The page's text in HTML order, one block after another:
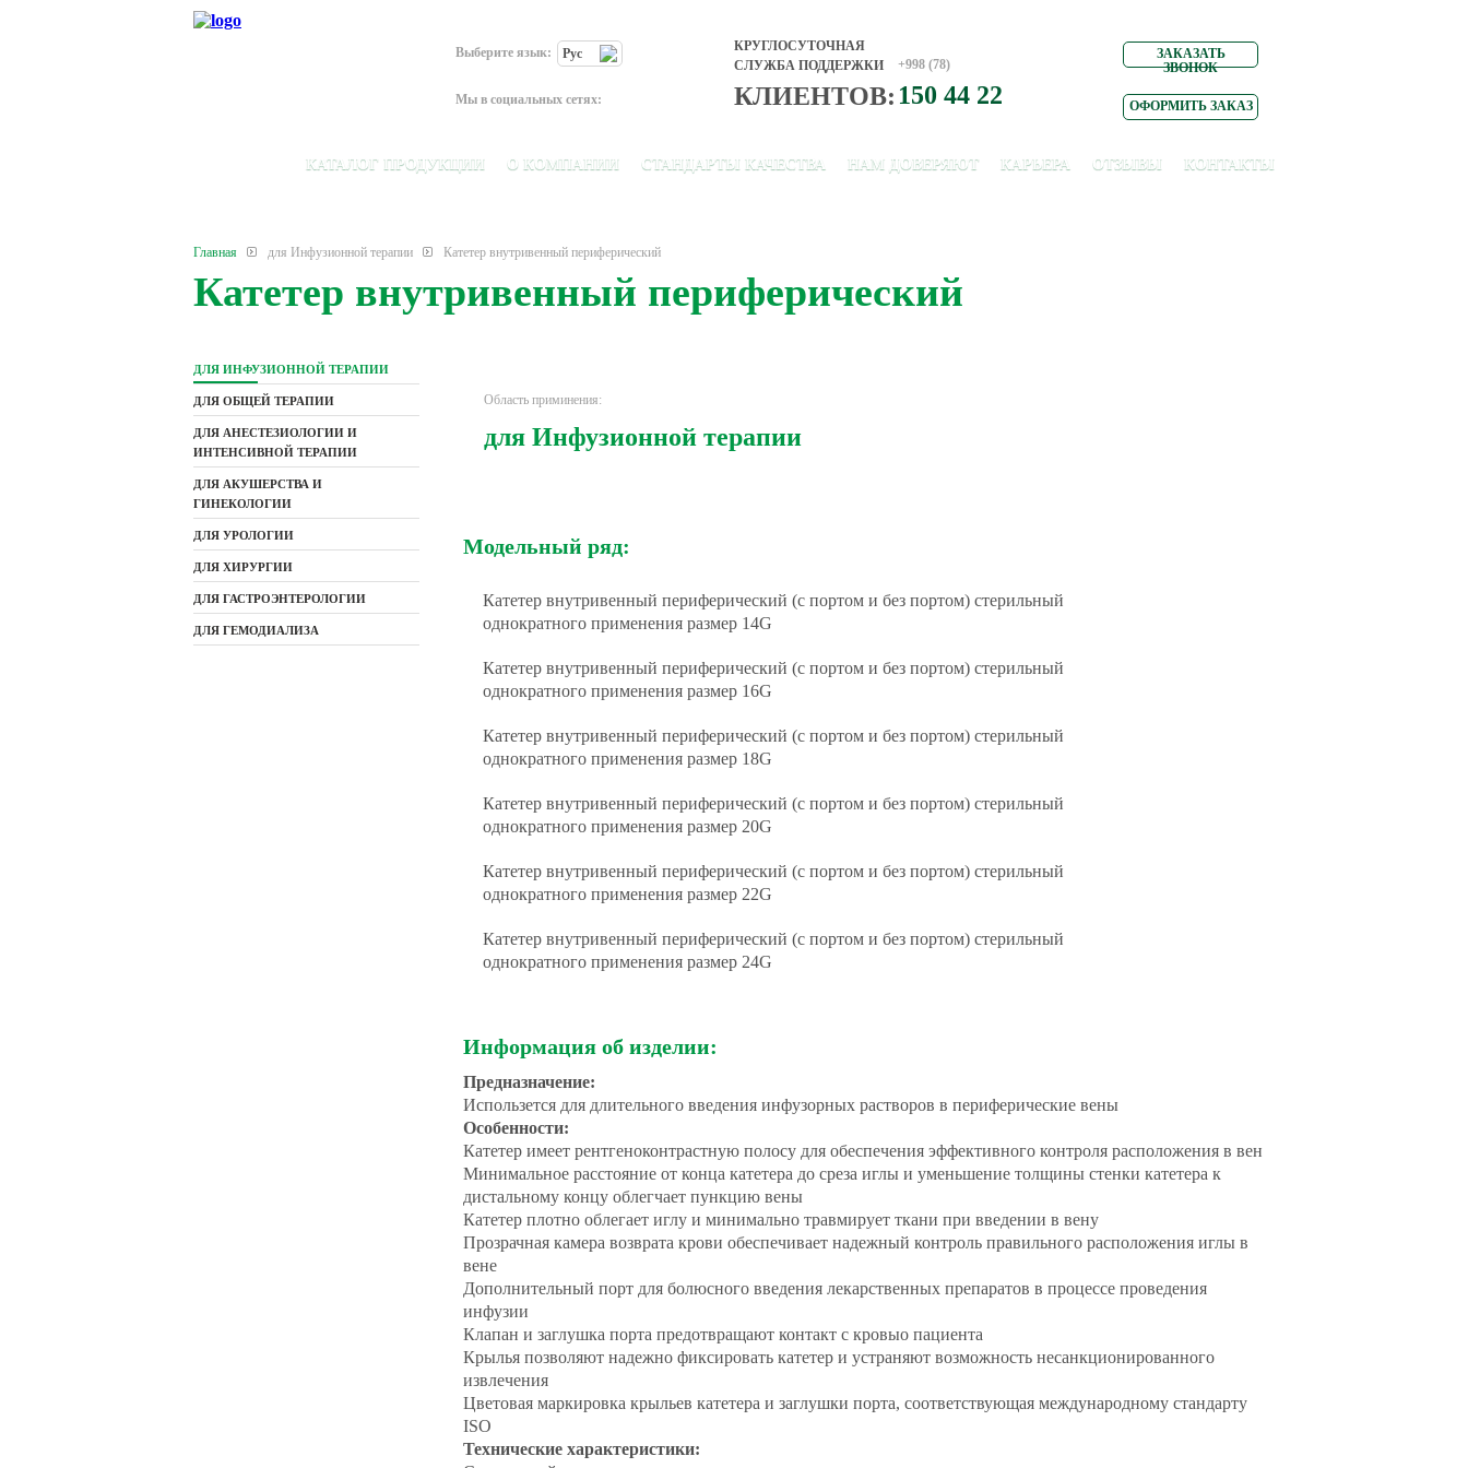
Выберите язык: Рус
Мы в социальных сетях:
КРУГЛОСУТОЧНАЯ
СЛУЖБА ПОДДЕРЖКИ
КЛИЕНТОВ:
+998 (78)
150 44 22
ЗАКАЗАТЬ
ЗВОНОК
ОФОРМИТЬ ЗАКАЗ
КАТАЛОГ ПРОДУКЦИИ О КОМПАНИИ СТАНДАРТЫ КАЧЕСТВА НАМ ДОВЕРЯЮТ КАРЬЕРА ОТЗЫВЫ КОНТАКТЫ
Главная для Инфузионной терапии Катетер внутривенный периферический
Катетер внутривенный периферический
ДЛЯ ИНФУЗИОННОЙ ТЕРАПИИ
ДЛЯ ОБЩЕЙ ТЕРАПИИ
ДЛЯ АНЕСТЕЗИОЛОГИИ И
ИНТЕНСИВНОЙ ТЕРАПИИ
ДЛЯ АКУШЕРСТВА И
ГИНЕКОЛОГИИ
ДЛЯ УРОЛОГИИ
ДЛЯ ХИРУРГИИ
ДЛЯ ГАСТРОЭНТЕРОЛОГИИ
ДЛЯ ГЕМОДИАЛИЗА
Область приминения:
для Инфузионной терапии
Модельный ряд:
Катетер внутривенный периферический (с портом и без портом) стерильный
однократного применения размер 14G
Катетер внутривенный периферический (с портом и без портом) стерильный
однократного применения размер 16G
Катетер внутривенный периферический (с портом и без портом) стерильный
однократного применения размер 18G
Катетер внутривенный периферический (с портом и без портом) стерильный
однократного применения размер 20G
Катетер внутривенный периферический (с портом и без портом) стерильный
однократного применения размер 22G
Катетер внутривенный периферический (с портом и без портом) стерильный
однократного применения размер 24G
Информация об изделии:
Предназначение:
Использется для длительного введения инфузорных растворов в периферические вены
Особенности:
Катетер имеет рентгеноконтрастную полосу для обеспечения эффективного контроля расположения в вен
Минимальное расстояние от конца катетера до среза иглы и уменьшение толщины стенки катетера к
дистальному концу облегчает пункцию вены
Катетер плотно облегает иглу и минимально травмирует ткани при введении в вену
Прозрачная камера возврата крови обеспечивает надежный контроль правильного расположения иглы в
вене
Дополнительный порт для болюсного введения лекарственных препаратов в процессе проведения
инфузии
Клапан и заглушка порта предотвращают контакт с кровыо пациента
Крылья позволяют надежно фиксировать катетер и устраняют возможность несанкционированного
извлечения
Цветовая маркировка крыльев катетера и заглушки порта, соответствующая международному стандарту
ISO
Технические характеристики: